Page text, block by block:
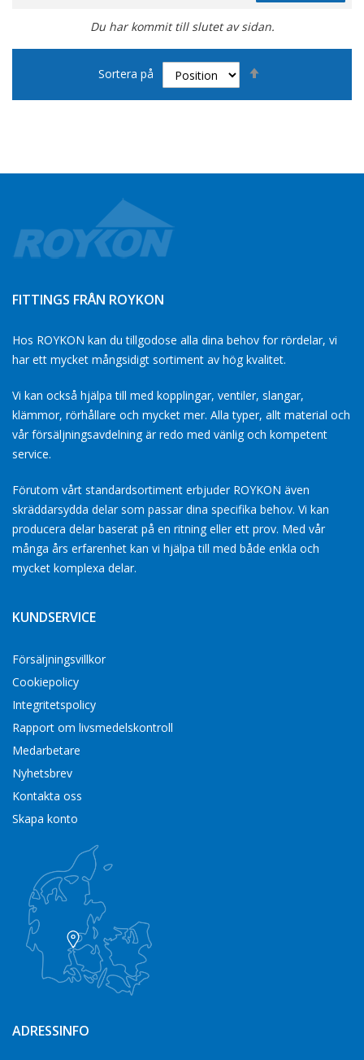
Du har kommit till slutet av sidan.
Sortera på
FITTINGS FRÅN ROYKON
Hos ROYKON kan du tillgodose alla dina behov for rördelar, vi
har ett mycket mångsidigt sortiment av hög kvalitet.
Vi kan också hjälpa till med kopplingar, ventiler, slangar,
klämmor, rörhållare och mycket mer. Alla typer, allt material och
vår försäljningsavdelning är redo med vänlig och kompetent
service.
Förutom vårt standardsortiment erbjuder ROYKON även
skräddarsydda delar som passar dina specifika behov. Vi kan
producera delar baserat på en ritning eller ett prov. Med vår
många års erfarenhet kan vi hjälpa till med både enkla och
mycket komplexa delar.
KUNDSERVICE
Försäljningsvillkor
Cookiepolicy
Integritetspolicy
Rapport om livsmedelskontroll
Medarbetare
Nyhetsbrev
Kontakta oss
Skapa konto
ADRESSINFO